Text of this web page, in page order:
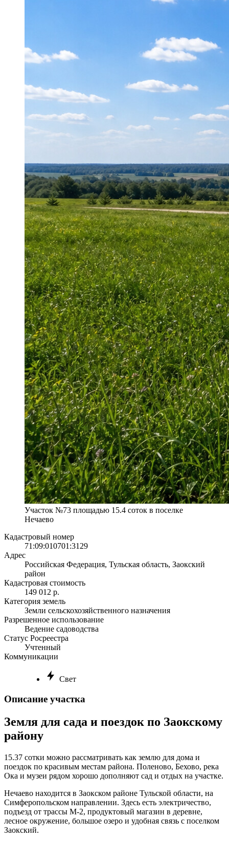
Участок №73 площадью 15.4 соток в поселке
Нечаево
Кадастровый номер
71:09:010701:3129
Адрес
Российская Федерация, Тульская область, Заокский
район
Кадастровая стоимость
149 012 р.
Категория земель
Земли сельскохозяйственного назначения
Разрешенное использование
Ведение садоводства
Статус Росреестра
Учтенный
Коммуникации
Свет
Описание участка
Земля для сада и поездок по Заокскому
району
15.37 сотки можно рассматривать как землю для дома и
поездок по красивым местам района. Поленово, Бехово, река
Ока и музеи рядом хорошо дополняют сад и отдых на участке.
Нечаево находится в Заокском районе Тульской области, на
Симферопольском направлении. Здесь есть электричество,
подъезд от трассы М-2, продуктовый магазин в деревне,
лесное окружение, большое озеро и удобная связь с поселком
Заокский.